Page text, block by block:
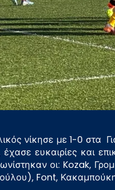
νίκησε με 1-0 στα
ευκαιρίες και
οι: Kozak,
Font,